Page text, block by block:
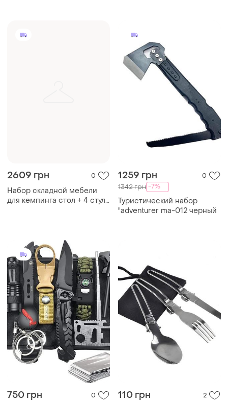
2609 грн 0
Набор складной мебели
для кемпинга стол + 4 стула
1259 грн 0
1342 грн -7%
Туристический набор
"adventurer ma-012 черный
750 грн 0 110 грн 2